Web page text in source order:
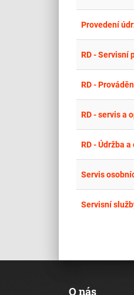
Provedení
RD - Servisní
RD -
RD - servis a
RD - Údržba
Servis
Servisní
O nás